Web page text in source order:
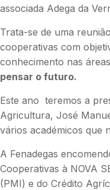
associada Adega da
Trata-se de uma
cooperativas com
conhecimento nas
pensar o futuro.
Este ano teremos a
Agricultura, José
vários académicos que
A Fenadegas
Cooperativas à NOVA
(PMI) e do Crédito